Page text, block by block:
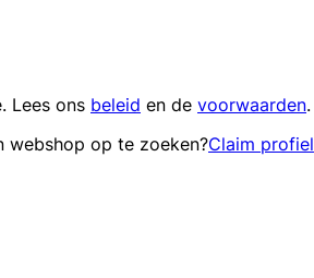
. Lees ons beleid en de voorwaarden.
webshop op te zoeken?Claim profiel